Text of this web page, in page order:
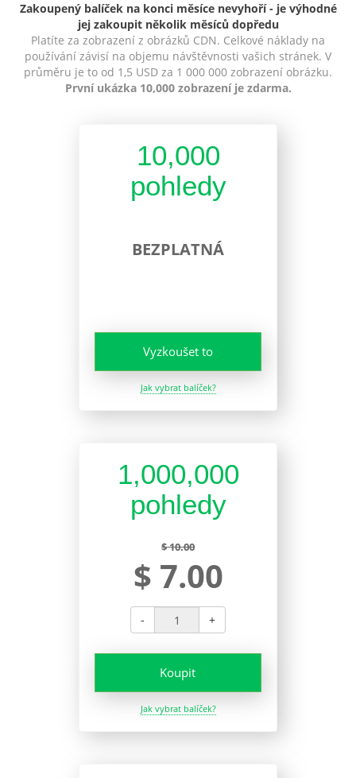
Zakoupený balíček na konci měsíce nevyhoří - je výhodné
jej zakoupit několik měsíců dopředu
Platíte za zobrazení z obrázků CDN. Celkové náklady na
používání závisí na objemu návštěvnosti vašich stránek. V
průměru je to od 1,5 USD za 1 000 000 zobrazení obrázku.
První ukázka 10,000 zobrazení je zdarma.
10,000
pohledy
BEZPLATNÁ
Vyzkoušet to
Jak vybrat balíček?
1,000,000
pohledy
$ 10.00
$ 7.00
- +
Koupit
Jak vybrat balíček?